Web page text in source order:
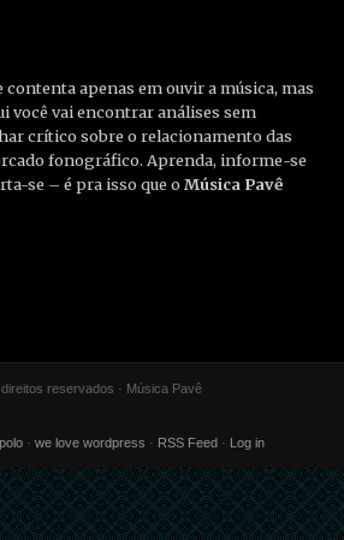
contenta apenas em ouvir a música, mas
você vai encontrar análises sem
crítico sobre o relacionamento das
fonográfico. Aprenda, informe-se
se – é pra isso que oMúsica Pavê
reservados · Música Pavê
· we love wordpress · RSS Feed · Log in